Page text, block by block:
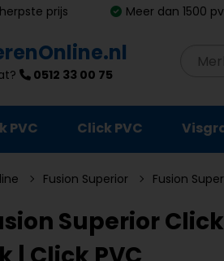
prijs Meer dan 1500
0512 33 00 75
PVC Click PVC
Fusion Superior Fusion
Superior